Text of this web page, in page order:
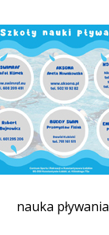
nauka pływania